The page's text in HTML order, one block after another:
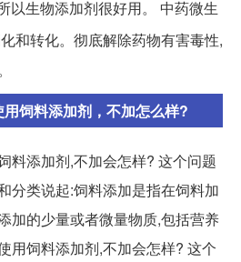
以生物添加剂很好用。 中药微生
和转化。彻底解除药物有害毒性,
饲料添加剂，不加怎么样?
料添加剂,不加会怎样? 这个问题
分类说起:饲料添加是指在饲料加
加的少量或者微量物质,包括营养
用饲料添加剂,不加会怎样? 这个